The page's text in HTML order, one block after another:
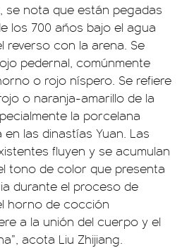
se nota que están pegadas
los 700 años bajo el agua
reverso con la arena. Se
pedernal, comúnmente
o rojo níspero. Se refiere
o naranja-amarillo de la
la porcelana
las dinastías Yuan. Las
fluyen y se acumulan
tono de color que presenta
durante el proceso de
horno de cocción
a la unión del cuerpo y el
acota Liu Zhijiang.